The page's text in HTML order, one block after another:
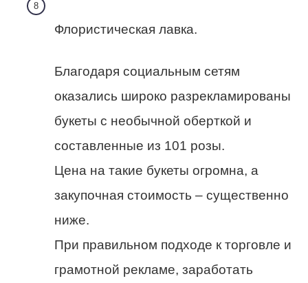
Флористическая лавка.
Благодаря социальным сетям
оказались широко разрекламированы
букеты с необычной оберткой и
составленные из 101 розы.
Цена на такие букеты огромна, а
закупочная стоимость – существенно
ниже.
При правильном подходе к торговле и
грамотной рекламе, заработать